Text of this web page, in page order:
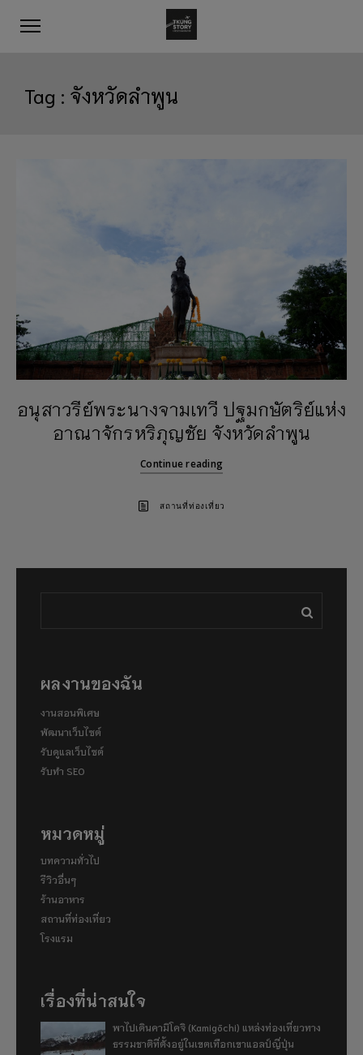
Tag : จังหวัดลำพูน
อนุสาวรีย์พระนางจามเทวี ปฐมกษัตริย์แห่ง
อาณาจักรหริภุญชัย จังหวัดลำพูน
Continue reading
สถานที่ท่องเที่ยว
ผลงานของฉัน
งานสอนพิเศษ
พัฒนาเว็บไซต์
รับดูแลเว็บไซต์
รับทำ SEO
หมวดหมู่
บทความทั่วไป
รีวิวอื่นๆ
ร้านอาหาร
สถานที่ท่องเที่ยว
โรงแรม
เรื่องที่น่าสนใจ
พาไปเดินคามิโคจิ (Kamigōchi) แหล่งท่องเที่ยวทาง
ธรรมชาติที่ตั้งอยู่ในเขตเทือกเขาแอลป์ญี่ปุ่น